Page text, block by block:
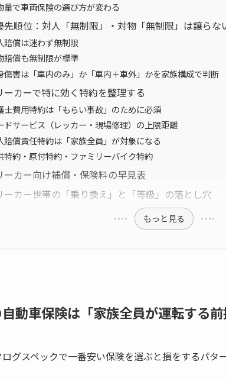
量で車両保険の選び方が変わる
先順位：対人「無制限」・対物「無制限」は譲らな
賠償は迷わず無制限
賠償も無制限が標準
傷害は「車内のみ」か「車内＋車外」かを家族構成で判断
ーカーで特に効く特約を整理する
士費用特約は「もらい事故」のために必須
ドサービス（レッカー・現場修理）の上限距離
賠償責任特約は「家族全員」が対象になる
特約・原付特約・ファミリーバイク特約
ーカー向け補償・保険料の早見表
ーカー世帯の「乗り換え」と「等級」の落とし穴
もっと見る
動車保険は「家族全員が運転する
グスペックで一番安い保険を選ぶと損をするパタ